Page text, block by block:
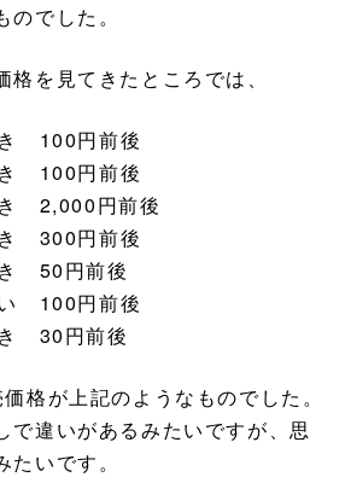
でした。
格を見てきたところでは、
100円前後
100円前後
2,000円前後
300円前後
50円前後
100円前後
30円前後
格が上記のようなものでした。
で違いがあるみたいですが、思
いです。